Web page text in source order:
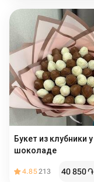
Букет из клубники у
шоколаде
4.85213 40 850֏